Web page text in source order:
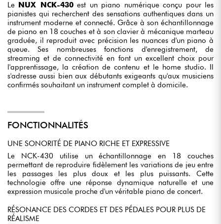
Le NUX NCK-430est un piano numérique conçu pour les
pianistes qui recherchent des sensations authentiques dans un
instrument moderne et connecté. Grâce à son échantillonnage
de piano en 18 couches et à son clavier à mécanique marteau
graduée, il reproduit avec précision les nuances d'un piano à
queue. Ses nombreuses fonctions d'enregistrement, de
streaming et de connectivité en font un excellent choix pour
l'apprentissage, la création de contenu et le home studio. Il
s'adresse aussi bien aux débutants exigeants qu'aux musiciens
confirmés souhaitant un instrument complet à domicile.
FONCTIONNALITÉS
UNE SONORITÉ DE PIANO RICHE ET EXPRESSIVE
Le NCK-430 utilise un échantillonnage en 18 couches
permettant de reproduire fidèlement les variations de jeu entre
les passages les plus doux et les plus puissants. Cette
technologie offre une réponse dynamique naturelle et une
expression musicale proche d'un véritable piano de concert.
RÉSONANCE DES CORDES ET DES PÉDALES POUR PLUS DE
RÉALISME